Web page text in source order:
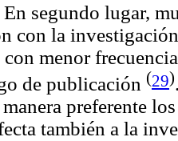
segundo lugar,
con la
menor
de publicación (29)
preferente
también a la